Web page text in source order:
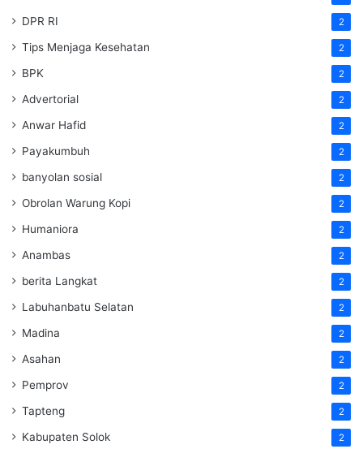
DPR RI 2
Tips Menjaga Kesehatan 2
BPK 2
Advertorial 2
Anwar Hafid 2
Payakumbuh 2
banyolan sosial 2
Obrolan Warung Kopi 2
Humaniora 2
Anambas 2
berita Langkat 2
Labuhanbatu Selatan 2
Madina 2
Asahan 2
Pemprov 2
Tapteng 2
Kabupaten Solok 2